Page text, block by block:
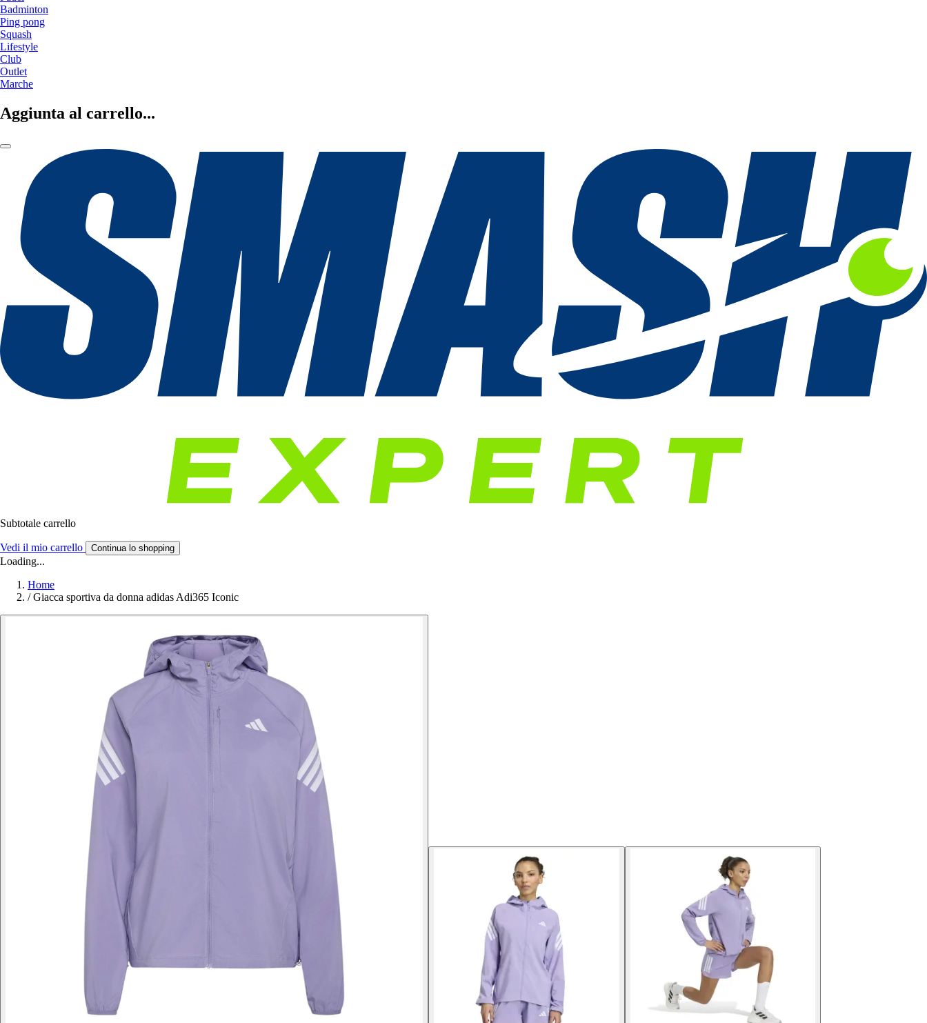
Badminton
Ping pong
Squash
Lifestyle
Club
Outlet
Marche
Aggiunta al carrello...
Subtotale carrello
Vedi il mio carrello Continua lo shopping
Loading...
Home
/ Giacca sportiva da donna adidas Adi365 Iconic